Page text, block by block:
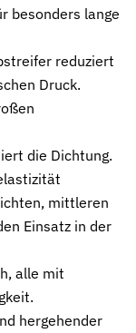
hohem Druck
Flansche und
Verbindung
besonders lange
reduziert
Druck.
die Dichtung.
mittleren
Einsatz in der
alle mit
hergehender